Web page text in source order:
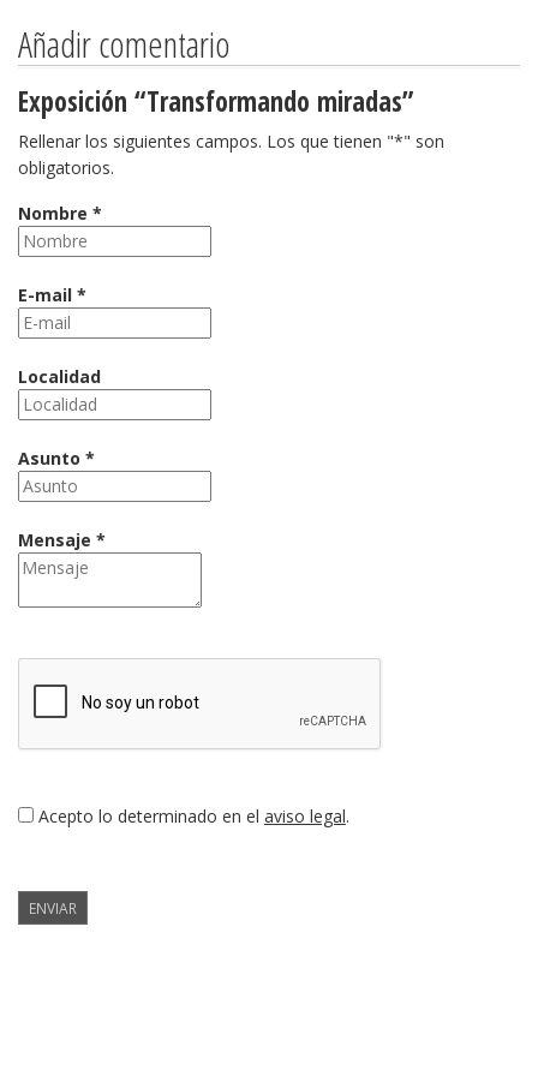
Añadir comentario
Exposición “Transformando miradas”
Rellenar los siguientes campos. Los que tienen "*" son
obligatorios.
Nombre *
E-mail *
Localidad
Asunto *
Mensaje *
Acepto lo determinado en el aviso legal.
ENVIAR